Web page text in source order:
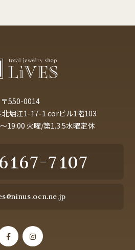
〒550-0014
北堀江1-17-1 corビル1階103
19:00 火曜/第1.3.5水曜定休
7107